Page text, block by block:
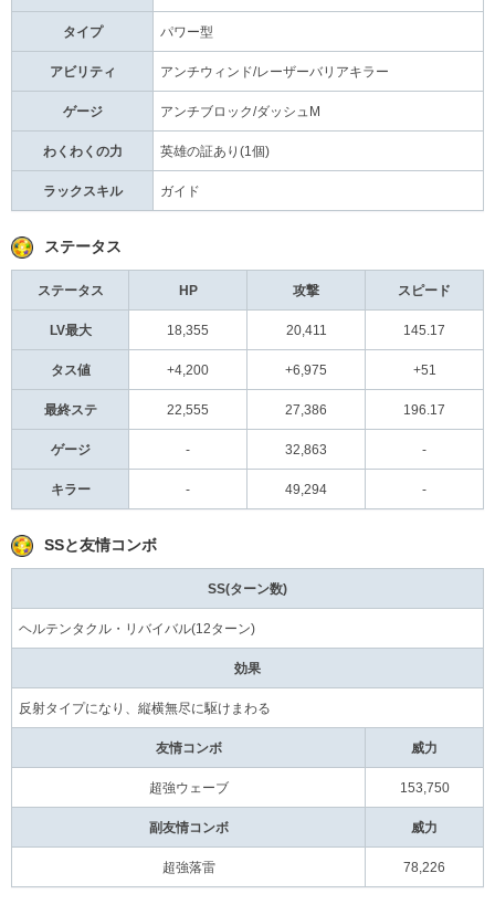
タイプ パワー型
アビリティ アンチウィンド/レーザーバリアキラー
ゲージ アンチブロック/ダッシュM
わくわくの力 英雄の証あり(1個)
ラックスキル ガイド
ステータス
ステータス HP 攻撃 スピード
LV最大 18,355 20,411 145.17
タス値 +4,200 +6,975 +51
最終ステ 22,555 27,386 196.17
ゲージ - 32,863 -
キラー - 49,294 -
SSと友情コンボ
SS(ターン数)
ヘルテンタクル・リバイバル(12ターン)
効果
反射タイプになり、縦横無尽に駆けまわる
友情コンボ 威力
超強ウェーブ 153,750
副友情コンボ 威力
超強落雷 78,226